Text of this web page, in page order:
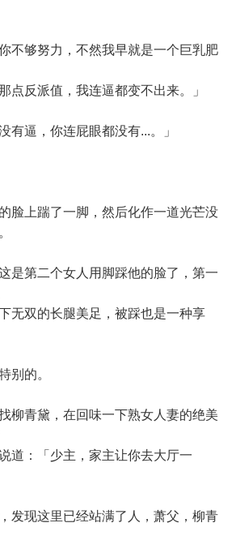
够努力，不然我早就是一个巨乳肥
点反派值，我连逼都变不出来。」
逼，你连屁眼都没有...。」
上踹了一脚，然后化作一道光芒没
第二个女人用脚踩他的脸了，第一
无双的长腿美足，被踩也是一种享
的。
青黛，在回味一下熟女人妻的绝美
道：「少主，家主让你去大厅一
现这里已经站满了人，萧父，柳青